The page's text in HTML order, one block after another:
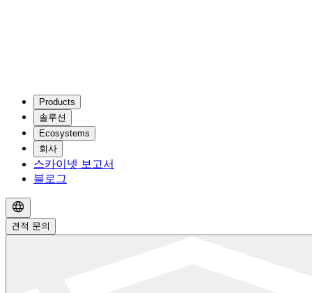
Products
솔루션
Ecosystems
회사
스카이넷 보고서
블로그
견적 문의